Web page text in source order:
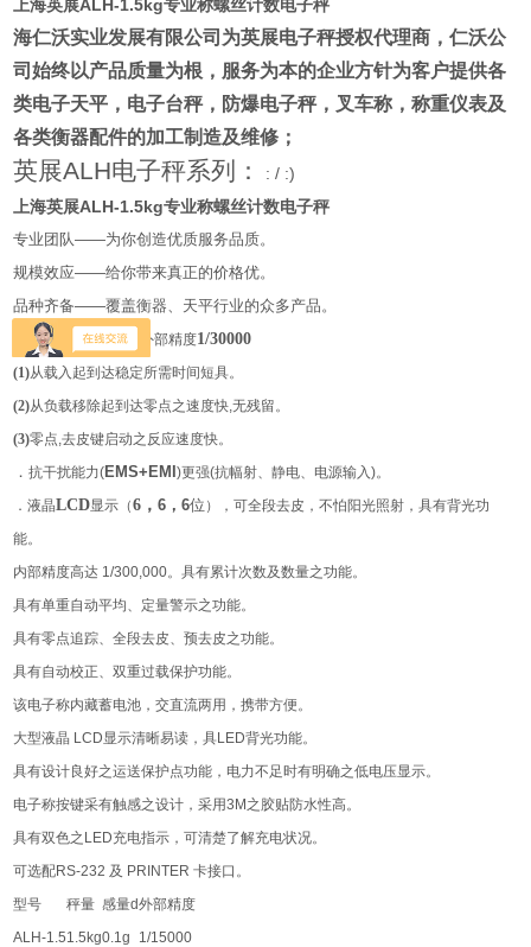
上海英展ALH-1.5kg专业称螺丝计数电子秤
海仁沃实业发展有限公司为英展电子秤授权代理商 ，仁沃公
司始终以产品质量为根，服务为本的企业方针为客户提供各
类电子天平，电子台秤，防爆电子秤，叉车称，称重仪表及
各类衡器配件的加工制造及维修；
英展ALH电子秤系列：
: / :)
上海英展ALH-1.5kg专业称螺丝计数电子秤
专业团队——为你创造优质服务品质。
规模效应——给你带来真正的价格优。
品种齐备——覆盖衡器、天平行业的众多产品。
采用高速
24bitsAD ,外部精度1/30000
(1)从载入起到达稳定所需时间短具。
(2)从负载移除起到达零点之速度快,无残留。
(3)零点,去皮键启动之反应速度快。
．抗干扰能力(EMS+EMI)更强(抗幅射、静电、电源输入)。
．液晶LCD显示（6 ，6 ，6位 ），可全段去皮，不怕阳光照射，具有背光功
能。
内部精度高达 1/300,000。具有累计次数及数量之功能。
具有单重自动平均、定量警示之功能。
具有零点追踪、全段去皮、预去皮之功能。
具有自动校正、双重过载保护功能。
该电子称内藏蓄电池，交直流两用，携带方便。
大型液晶 LCD显示清晰易读，具LED背光功能。
具有设计良好之运送保护点功能，电力不足时有明确之低电压显示。
电子称按键采有触感之设计，采用3M 之胶贴防水性高。
具有双色之 LED充电指示，可清楚了解充电状况。
可选配RS-232 及 PRINTER卡接口。
型号
秤量 感量d外部精度
ALH-1.51.5kg0.1g
1/15000